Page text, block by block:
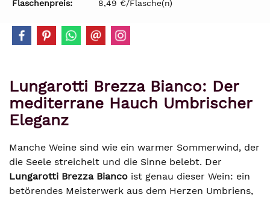
Flaschenpreis:
8,49 €/Flasche(n)
Lungarotti Brezza Bianco: Der
mediterrane Hauch Umbrischer
Eleganz
Manche Weine sind wie ein warmer Sommerwind, der
die Seele streichelt und die Sinne belebt. Der
Lungarotti Brezza Bianco ist genau dieser Wein: ein
betörendes Meisterwerk aus dem Herzen Umbriens,